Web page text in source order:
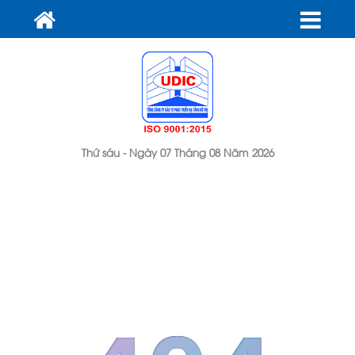
Thứ sáu - Ngày 07 Tháng 08 Năm 2026